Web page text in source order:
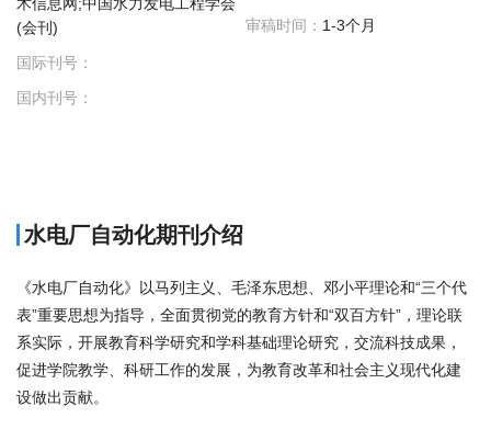
(会刊)
国际刊号：
国内刊号：
审稿时间： 1-3个月
水电厂自动化期刊介绍
《水电厂自动化》以马列主义、毛泽东思想、邓小平理论和“三个代
表”重要思想为指导，全面贯彻党的教育方针和“双百方针”，理论联
系实际，开展教育科学研究和学科基础理论研究，交流科技成果，
促进学院教学、科研工作的发展，为教育改革和社会主义现代化建
设做出贡献。